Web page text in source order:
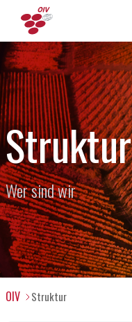
Struktur
Wer sind wir
OIV Struktur